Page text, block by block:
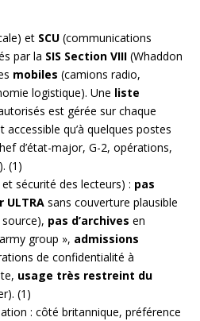
et SCU (communications
par la SIS Section VIII (Whaddon
mobiles (camions radio,
logistique). Une liste
est gérée sur chaque
accessible qu’à quelques postes
d’état-major, G-2, opérations,
(1)
sécurité des lecteurs) : pas
ULTRA sans couverture plausible
pas d’archives en
group », admissions
de confidentialité à
usage très restreint du
(1)
: côté britannique, préférence